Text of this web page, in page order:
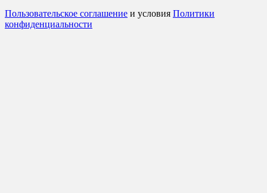
Пользовательское соглашение и условия Политики
конфиденциальности